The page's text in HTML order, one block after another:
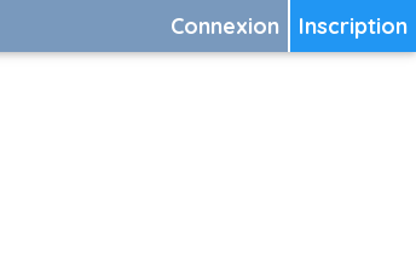
Inscription
Connexion